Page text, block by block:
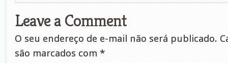
Leave a Comment
O seu endereço de e-mail não será publicado.
são marcados com *